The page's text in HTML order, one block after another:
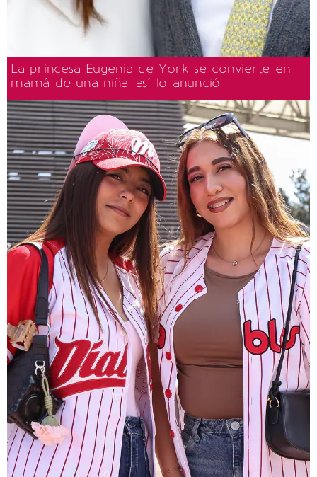
La princesa Eugenia de York se convierte en
mamá de una niña, así lo anunció